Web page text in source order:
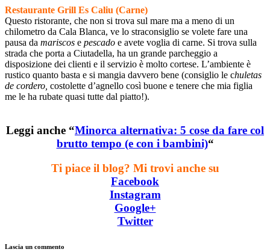
Restaurante Grill Es Caliu (Carne)
Questo ristorante, che non si trova sul mare ma a meno di un
chilometro da Cala Blanca, ve lo straconsiglio se volete fare una
pausa da mariscos e pescado e avete voglia di carne. Si trova sulla
strada che porta a Ciutadella, ha un grande parcheggio a
disposizione dei clienti e il servizio è molto cortese. L’ambiente è
rustico quanto basta e si mangia davvero bene (consiglio le chuletas
de cordero, costolette d’agnello così buone e tenere che mia figlia
me le ha rubate quasi tutte dal piatto!).
Leggi anche “Minorca alternativa: 5 cose da fare col
brutto tempo (e con i bambini)“
Ti piace il blog? Mi trovi anche su
Facebook
Instagram
Google+
Twitter
Lascia un commento